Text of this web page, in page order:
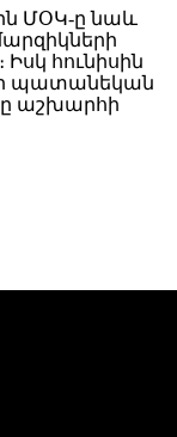
ՄՕԿ-ը նաև
հունիսին
պատանեկան
աշխարհի